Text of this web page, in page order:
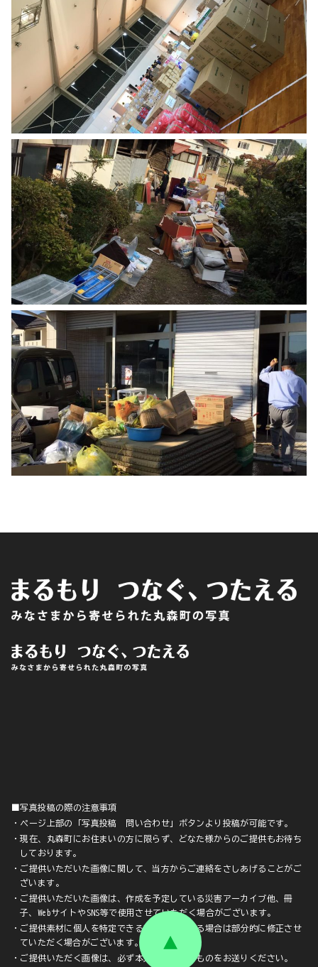
■写真投稿の際の注意事項
・ページ上部の「写真投稿 問い合わせ」ボタンより投稿が可能です。
・現在、丸森町にお住まいの方に限らず、どなた様からのご提供もお待ち
しております。
・ご提供いただいた画像に関して、当方からご連絡をさしあげることがご
ざいます。
・ご提供いただいた画像は、作成を予定している災害アーカイブ他、冊
子、WebサイトやSNS等で使用させていただく場合がございます。
・ご提供素材に個人を特定できる顔や文字が入る場合は部分的に修正させ
ていただく場合がございます。
・ご提供いただく画像は、必ず本人が撮影したものをお送りください。